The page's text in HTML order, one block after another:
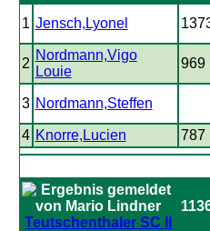
1 Jensch,Lyonel
2
Nordmann,Vigo
Louie
969
3 Nordmann,Steffen
4 Knorre,Lucien 787
Teutschenthaler SC II